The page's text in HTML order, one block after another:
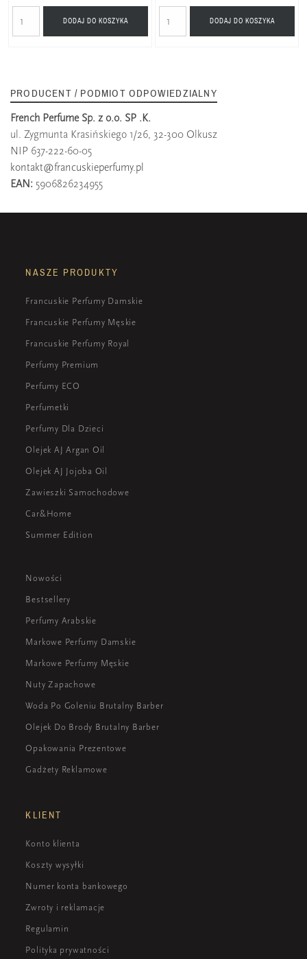
DODAJ DO KOSZYKA DODAJ DO KOSZYKA
PRODUCENT / PODMIOT ODPOWIEDZIALNY
French Perfume Sp. z o.o. SP .K.
ul. Zygmunta Krasińskiego 1/26, 32-300 Olkusz
NIP 637-222-60-05
kontakt@francuskieperfumy.pl
EAN: 5906826234955
NASZE PRODUKTY
Francuskie Perfumy Damskie
Francuskie Perfumy Męskie
Francuskie Perfumy Royal
Perfumy Premium
Perfumy ECO
Perfumetki
Perfumy Dla Dzieci
Olejek AJ Argan Oil
Olejek AJ Jojoba Oil
Zawieszki Samochodowe
Car&Home
Summer Edition
Nowości
Bestsellery
Perfumy Arabskie
Markowe Perfumy Damskie
Markowe Perfumy Męskie
Nuty Zapachowe
Woda Po Goleniu Brutalny Barber
Olejek Do Brody Brutalny Barber
Opakowania Prezentowe
Gadżety Reklamowe
KLIENT
Konto klienta
Koszty wysyłki
Numer konta bankowego
Zwroty i reklamacje
Regulamin
Polityka prywatności